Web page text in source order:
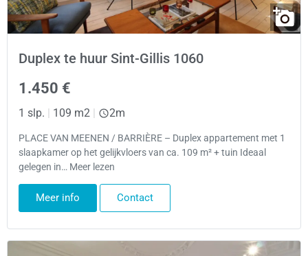
Duplex te huur Sint-Gillis 1060
1.450 €
1 slp. | 109 m2 | 2m
PLACE VAN MEENEN / BARRIÈRE – Duplex appartement met 1
slaapkamer op het gelijkvloers van ca. 109 m² + tuin Ideaal
gelegen in… Meer lezen
Meer info Contact